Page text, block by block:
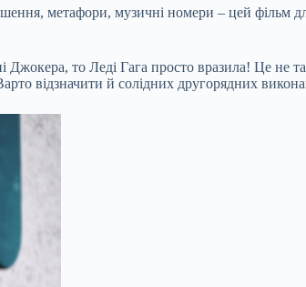
метафори, музичні номери – цей фільм
Джокера, то Леді Гага просто вразила! Це не
відзначити й солідних другорядних